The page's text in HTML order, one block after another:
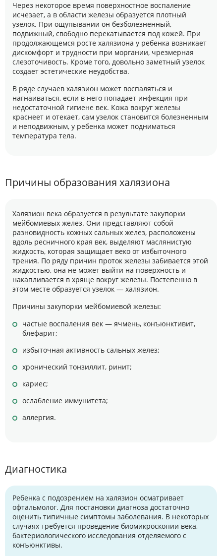
Через некоторое время поверхностное воспаление
исчезает, а в области железы образуется плотный
узелок. При ощупывании он безболезненный,
подвижный, свободно перекатывается под кожей. При
продолжающемся росте халязиона у ребенка возникает
дискомфорт и трудности при моргании, чрезмерная
слезоточивость. Кроме того, довольно заметный узелок
создает эстетические неудобства.
В ряде случаев халязион может воспаляться и
нагнаиваться, если в него попадает инфекция при
недостаточной гигиене век. Кожа вокруг железы
краснеет и отекает, сам узелок становится болезненным
и неподвижным, у ребенка может подниматься
температура тела.
Причины образования халязиона
Халязион века образуется в результате закупорки
мейбомиевых желез. Они представляют собой
разновидность кожных сальных желез, расположены
вдоль ресничного края век, выделяют маслянистую
жидкость, которая защищает веко от избыточного
трения. По ряду причин проток железы забивается этой
жидкостью, она не может выйти на поверхность и
накапливается в хряще вокруг железы. Постепенно в
этом месте образуется узелок — халязион.
Причины закупорки мейбомиевой железы:
частые воспаления век — ячмень, конъюнктивит,
блефарит;
избыточная активность сальных желез;
хронический тонзиллит, ринит;
кариес;
ослабление иммунитета;
аллергия.
Диагностика
Ребенка с подозрением на халязион осматривает
офтальмолог. Для постановки диагноза достаточно
оценить типичные симптомы заболевания. В некоторых
случаях требуется проведение биомикроскопии века,
бактериологического исследования отделяемого с
конъюнктивы.